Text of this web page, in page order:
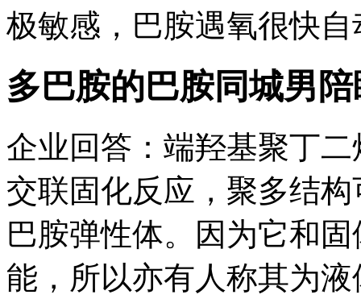
极敏感，巴胺遇氧很快
多巴胺的巴胺同城男
企业回答：端羟基聚丁
交联固化反应，聚多结
巴胺弹性体。因为它和
能，所以亦有人称其为